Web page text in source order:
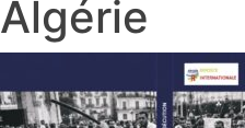
Algérie